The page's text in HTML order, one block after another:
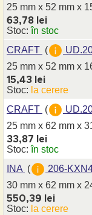
25 mm x 52 mm x
63,78 lei
Stoc:în stoc
CRAFT (
25 mm x 52 mm x
15,43 lei
Stoc: la cerere
CRAFT (
25 mm x 62 mm x
33,87 lei
Stoc:în stoc
INA ( 206-
30 mm x 62 mm x
550,39 lei
Stoc: la cerere